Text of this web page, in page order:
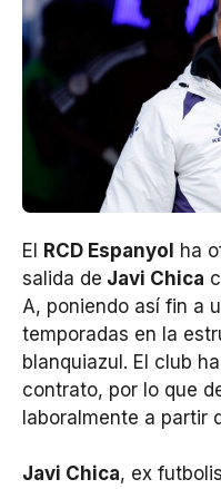
El RCD Espanyol ha
salida de Javi Chica
A, poniendo así fin a
temporadas en la
blanquiazul. El club
contrato, por lo que
laboralmente a partir
Javi Chica, ex